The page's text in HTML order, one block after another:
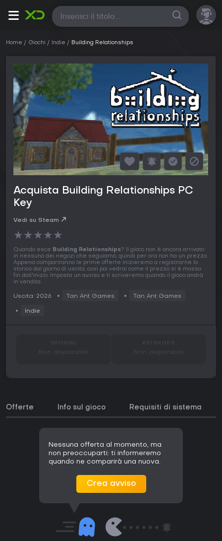
Tutte
Home Giochi Indie Building Relationships
Acquista Building Relationships PC
Key
Vedi su Steam
★★★★★
Quando esce Building Relationships? Il gioco non è ancora arrivato
in nessuno dei negozi che seguiamo, quindi per ora non ha un prezzo.
Appena compariranno le prime offerte inizieremo a registrarne lo
storico dal giorno di uscita, così poi vedrai come il prezzo si è mosso
fin dall'inizio. Imposta un avviso e ti scriveremo quando il gioco andrà
in vendita.
Uscita: 2026 Tan Ant Games Tan Ant Games
Indie
Non disponibile Non disponibile
Offerte Info sul gioco Requisiti di sistema
Nessuna offerta al momento, ma
non preoccuparti: ti informeremo
quando ne comparirà una nuova.
Crea avviso